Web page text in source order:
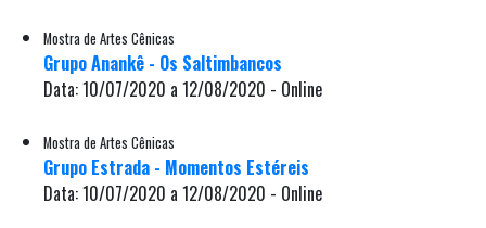
Mostra de Artes Cênicas
Grupo Anankê - Os Saltimbancos
Data: 10/07/2020 a 12/08/2020 - Online
Mostra de Artes Cênicas
Grupo Estrada - Momentos Estéreis
Data: 10/07/2020 a 12/08/2020 - Online